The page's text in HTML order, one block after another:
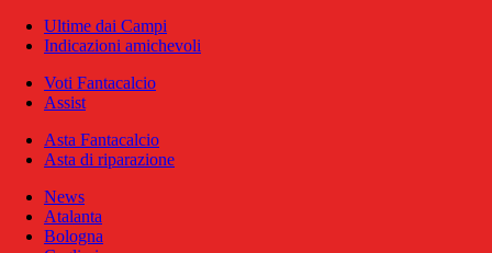
Ultime dai Campi
Indicazioni amichevoli
Voti Fantacalcio
Assist
Asta Fantacalcio
Asta di riparazione
News
Atalanta
Bologna